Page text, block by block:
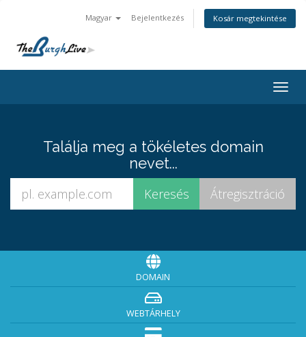
Magyar Bejelentkezés Kosár megtekintése
Találja meg a tökéletes domain
nevet...
DOMAIN
WEBTÁRHELY